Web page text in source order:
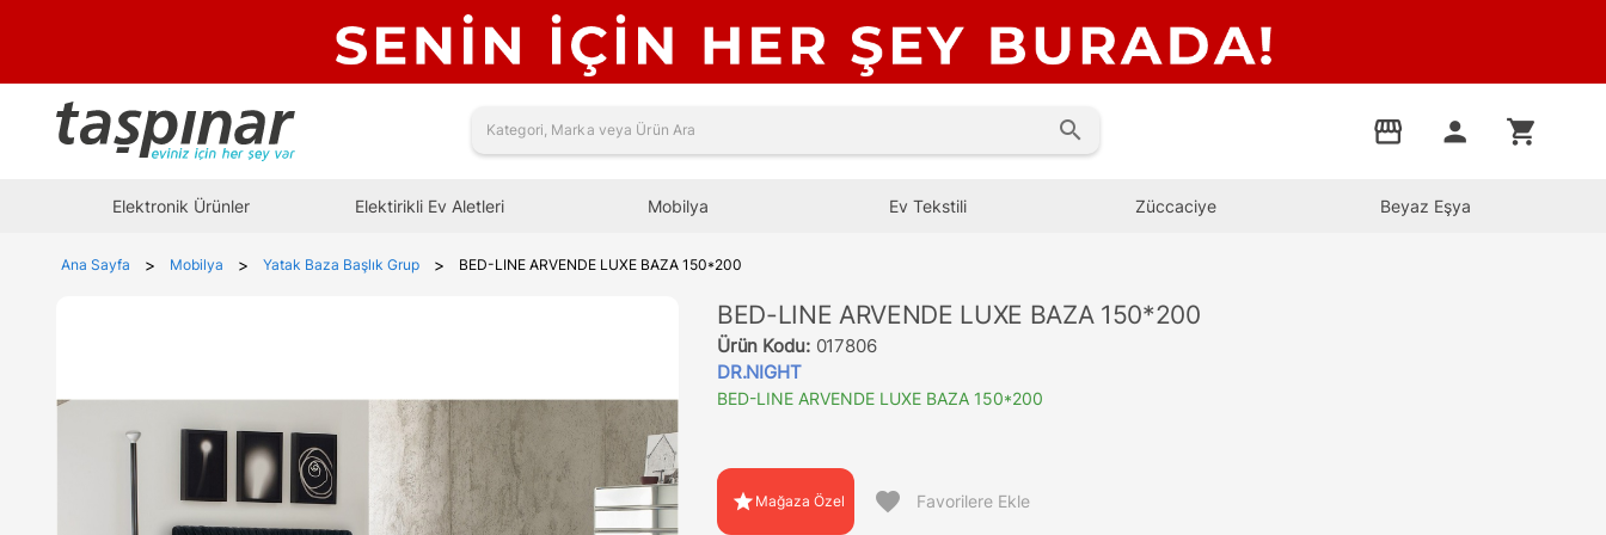
search storefront person shopping_cart
Elektronik Ürünler Elektirikli Ev Aletleri Mobilya Ev Tekstili Züccaciye Beyaz Eşya
Ana Sayfa > Mobilya > Yatak Baza Başlık Grup > BED-LINE ARVENDE LUXE BAZA 150*200
BED-LINE ARVENDE LUXE BAZA 150*200
Ürün Kodu: 017806
DR.NIGHT
BED-LINE ARVENDE LUXE BAZA 150*200
star Mağaza Özel favorite Favorilere Ekle